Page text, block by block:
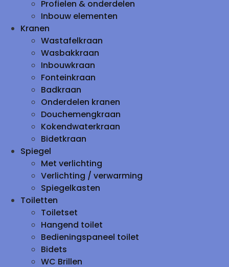
Profielen & onderdelen
Inbouw elementen
Kranen
Wastafelkraan
Wasbakkraan
Inbouwkraan
Fonteinkraan
Badkraan
Onderdelen kranen
Douchemengkraan
Kokendwaterkraan
Bidetkraan
Spiegel
Met verlichting
Verlichting / verwarming
Spiegelkasten
Toiletten
Toiletset
Hangend toilet
Bedieningspaneel toilet
Bidets
WC Brillen